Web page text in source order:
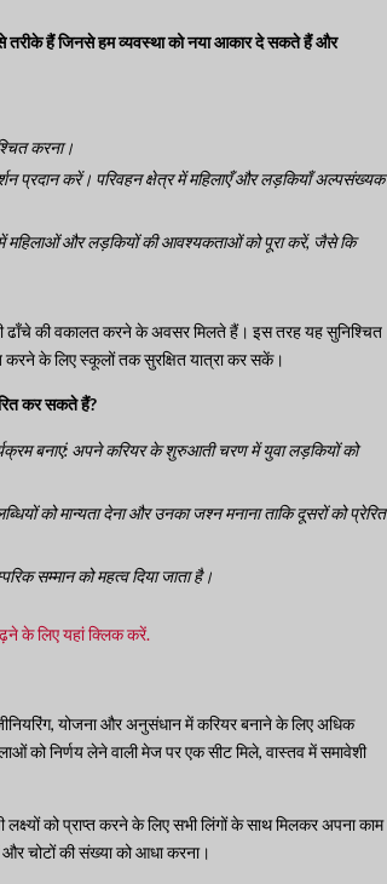
तरीके हैं जिनसे हम व्यवस्था को नया आकार दे सकते हैं और
करना।
प्रदान करें। परिवहन क्षेत्र में महिलाएँ और लड़कियाँ अल्पसंख्यक
महिलाओं और लड़कियों की आवश्यकताओं को पूरा करें, जैसे कि
की वकालत करने के अवसर मिलते हैं। इस तरह यह सुनिश्चित
करने के लिए स्कूलों तक सुरक्षित यात्रा कर सकें।
कर सकते हैं?
बनाएं: अपने करियर के शुरुआती चरण में युवा लड़कियों को
को मान्यता देना और उनका जश्न मनाना ताकि दूसरों को प्रेरित
सम्मान को महत्व दिया जाता है।
के लिए यहां क्लिक करें.
योजना और अनुसंधान में करियर बनाने के लिए अधिक
को निर्णय लेने वाली मेज पर एक सीट मिले, वास्तव में समावेशी
लक्ष्यों को प्राप्त करने के लिए सभी लिंगों के साथ मिलकर अपना काम
और चोटों की संख्या को आधा करना।